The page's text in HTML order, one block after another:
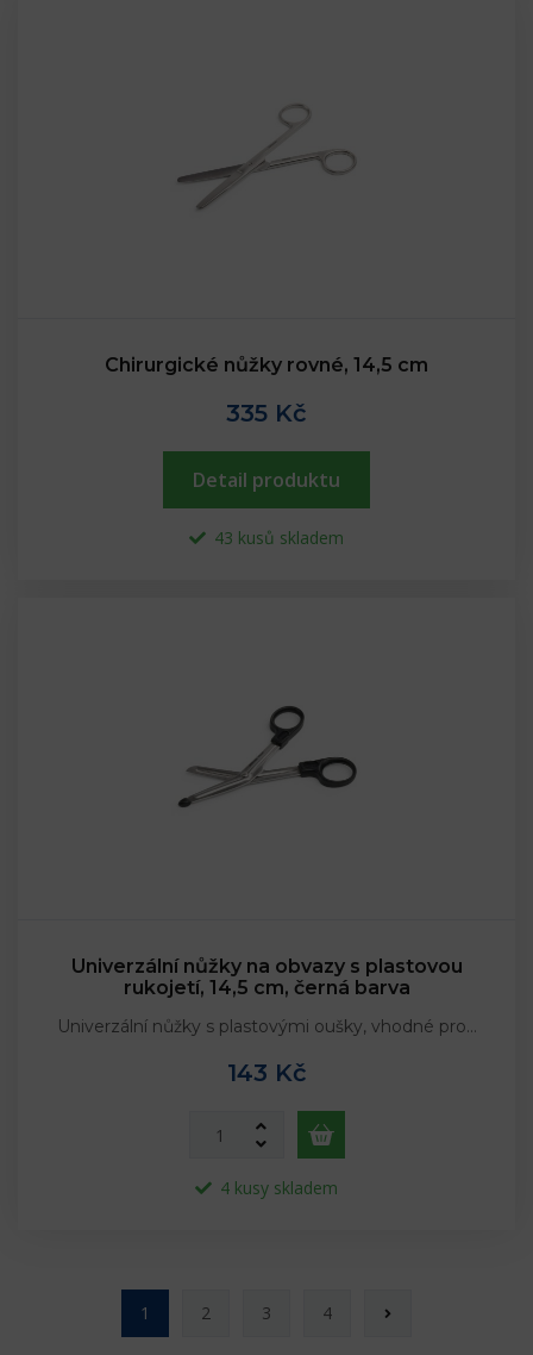
Chirurgické nůžky rovné, 14,5 cm
335 Kč
Detail produktu
43 kusů skladem
Univerzální nůžky na obvazy s plastovou
rukojetí, 14,5 cm, černá barva
Univerzální nůžky s plastovými oušky, vhodné pro…
143 Kč
4 kusy skladem
1 2 3 4